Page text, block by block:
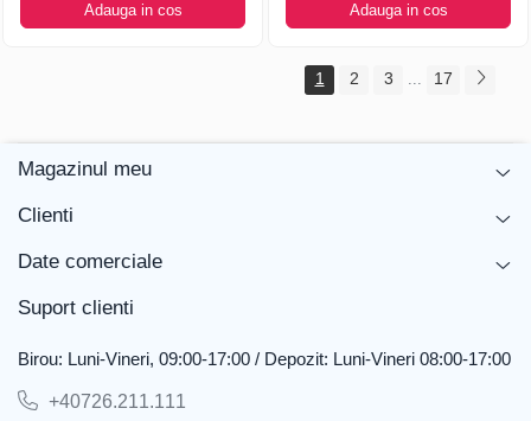
Adauga in cos Adauga in cos
1 2 3 ... 17
Magazinul meu
Clienti
Date comerciale
Suport clienti
Birou: Luni-Vineri, 09:00-17:00 / Depozit: Luni-Vineri 08:00-17:00
+40726.211.111